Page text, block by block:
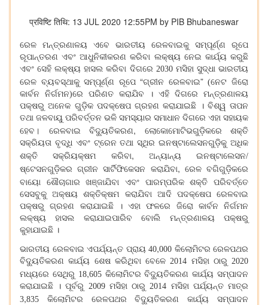
प्रविष्टि तिथि: 13 JUL 2020 12:55PM by PIB Bhubaneswar
ରେଳ ମନ୍ତ୍ରଣାଳୟ ଏବେ ଭାରତୀୟ ରେଳବାଇକୁ ସମ୍ପୂର୍ଣ୍ଣ ରୂପେ
ରୂପାନ୍ତରଣ ଏବଂ ଆଧୁନିକୀକରଣ କରିବା ଲକ୍ଷ୍ୟ ନେଇ କାର୍ଯ୍ୟ କରୁଛି
ଏବଂ ସେହି ଲକ୍ଷ୍ୟ ହାସଲ କରିବା ଦିଗରେ 2030 ମସିହା ସୁଦ୍ଧା ଭାରତୀୟ
ରେଳ ବ୍ୟବସ୍ଥାକୁ ସମ୍ପୂର୍ଣ୍ଣ ରୂପେ“ଗ୍ରୀନ ରେଳବାଇ”(ନେଟ ଜିରୋ
କାର୍ବନ ନିର୍ଗମନ)ରେ ପରିଣତ କରାଯିବ । ଏହି ଦିଗରେ ମନ୍ତ୍ରଣାଳୟ
ପକ୍ଷରୁ ଅନେକ ଗୁଡ଼ିକ ପଦକ୍ଷେପ ଗ୍ରହଣ କରାଯାଇଛି । ବିଶ୍ୱ ତାପନ
ତଥା ଜଳବାୟୁ ପରିବର୍ତ୍ତନ ଭଳି ସମସ୍ୟାର ସମାଧାନ ଦିଗରେ ଏହା ସହାୟକ
ହେବ । ରେଳବାଇ ବିଦ୍ୟୁତିକରଣ,
ଲୋକୋମୋଟିଭଗୁଡ଼ିକରେ ଶକ୍ତି
ସକ୍ରିୟତା ବୃଦ୍ଧି ଏବଂ ଟ୍ରେନ ତଥା ସ୍ଥିର ଇନଷ୍ଟାଲେସନଗୁଡ଼ିକୁ ଅଧିକ
ଶକ୍ତି ସକ୍ରିୟକ୍ଷମ କରିବା,
ଅନ୍ୟାନ୍ୟ ଇନଷ୍ଟାଲେସନ/
ଷ୍ଟେସନଗୁଡ଼ିକର ଗ୍ରୀନ ସାର୍ଟିଫିକେସନ କରାଯିବା, ରେଳ ବଗିଗୁଡ଼ିକରେ
ବାୟୋ ଶୌଚାଗାର ଖଞ୍ଜାଯିବା
ଏବଂ ପାରମ୍ପରିକ ଶକ୍ତି ପରିବର୍ତ୍ତେ
ସେସବୁକୁ ଅକ୍ଷୟ ଶକ୍ତିକ୍ଷମ କରାଯିବା ଆଦି ପଦକ୍ଷେପ ରେଳବାଇ
ପକ୍ଷରୁ ଗ୍ରହଣ କରାଯାଇଛି । ଏହା ଫଳରେ ଜିରୋ କାର୍ବନ ନିର୍ଗମନ
ଲକ୍ଷ୍ୟ ହାସଲ କରାଯାଇପାରିବ ବୋଲି ମନ୍ତ୍ରଣାଳୟ ପକ୍ଷରୁ
କୁହାଯାଇଛି ।
ଭାରତୀୟ ରେଳବାଇ ଏପର୍ଯ୍ୟନ୍ତ ପ୍ରାୟ 40,000 କିଲୋମିଟର ରେଳପଥର
ବିଦ୍ୟୁତିକରଣ କାର୍ଯ୍ୟ ଶେଷ କରିଥିବା ବେଳେ 2014 ମସିହା ଠାରୁ 2020
ମଧ୍ୟରେ ସେଥିରୁ 18,605 କିଲୋମିଟର ବିଦ୍ୟୁତିକରଣ କାର୍ଯ୍ୟ ସମ୍ପାଦନ
କରାଯାଇଛି । ପୂର୍ବରୁ 2009 ମସିହା ଠାରୁ 2014 ମସିହା ପର୍ଯ୍ୟନ୍ତ ମାତ୍ର
3,835 କିଲୋମିଟର ରେଳପଥର ବିଦ୍ୟୁତିକରଣ କାର୍ଯ୍ୟ ସମ୍ପାଦନ